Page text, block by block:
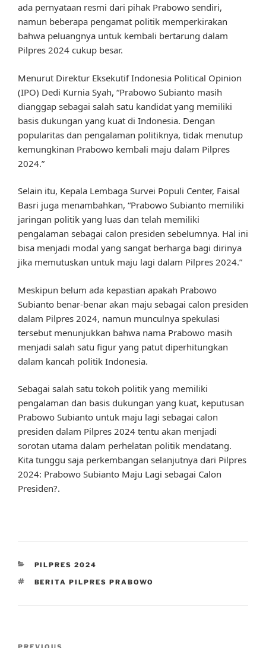
ada pernyataan resmi dari pihak Prabowo sendiri,
namun beberapa pengamat politik memperkirakan
bahwa peluangnya untuk kembali bertarung dalam
Pilpres 2024 cukup besar.
Menurut Direktur Eksekutif Indonesia Political Opinion
(IPO) Dedi Kurnia Syah, “Prabowo Subianto masih
dianggap sebagai salah satu kandidat yang memiliki
basis dukungan yang kuat di Indonesia. Dengan
popularitas dan pengalaman politiknya, tidak menutup
kemungkinan Prabowo kembali maju dalam Pilpres
2024.”
Selain itu, Kepala Lembaga Survei Populi Center, Faisal
Basri juga menambahkan, “Prabowo Subianto memiliki
jaringan politik yang luas dan telah memiliki
pengalaman sebagai calon presiden sebelumnya. Hal ini
bisa menjadi modal yang sangat berharga bagi dirinya
jika memutuskan untuk maju lagi dalam Pilpres 2024.”
Meskipun belum ada kepastian apakah Prabowo
Subianto benar-benar akan maju sebagai calon presiden
dalam Pilpres 2024, namun munculnya spekulasi
tersebut menunjukkan bahwa nama Prabowo masih
menjadi salah satu figur yang patut diperhitungkan
dalam kancah politik Indonesia.
Sebagai salah satu tokoh politik yang memiliki
pengalaman dan basis dukungan yang kuat, keputusan
Prabowo Subianto untuk maju lagi sebagai calon
presiden dalam Pilpres 2024 tentu akan menjadi
sorotan utama dalam perhelatan politik mendatang.
Kita tunggu saja perkembangan selanjutnya dari Pilpres
2024: Prabowo Subianto Maju Lagi sebagai Calon
Presiden?.
CATEGORIES
PILPRES 2024
TAGS
BERITA PILPRES PRABOWO